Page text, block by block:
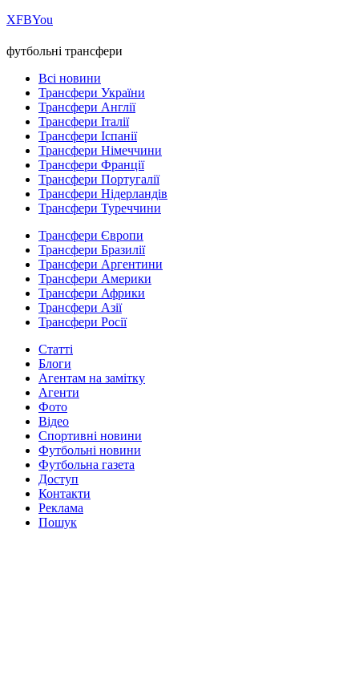
ХFBYou
футбольні трансфери
Всі новини
Трансфери України
Трансфери Англії
Трансфери Італії
Трансфери Іспанії
Трансфери Німеччини
Трансфери Франції
Трансфери Португалії
Трансфери Нідерландів
Трансфери Туреччини
Трансфери Європи
Трансфери Бразилії
Трансфери Аргентини
Трансфери Америки
Трансфери Африки
Трансфери Азії
Трансфери Росії
Статті
Блоги
Агентам на замітку
Агенти
Фото
Відео
Спортивні новини
Футбольні новини
Футбольна газета
Доступ
Контакти
Реклама
Пошук